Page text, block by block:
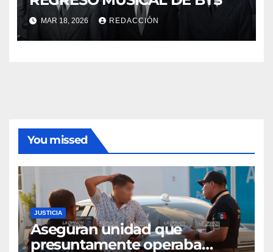
MAR 18, 2026 REDACCIÓN
You missed
JUSTICIA
Aseguran unidad que
presuntamente operaba